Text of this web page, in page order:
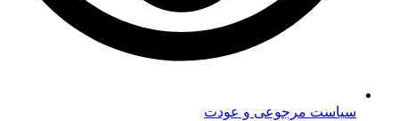
سیاست مرجوعی و عودت